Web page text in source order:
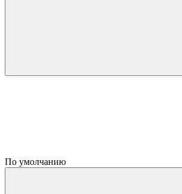
По умолчанию